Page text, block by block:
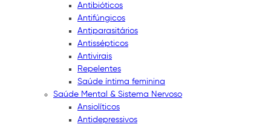
Antibióticos
Antifúngicos
Antiparasitários
Antissépticos
Antivirais
Repelentes
Saúde íntima feminina
Saúde Mental & Sistema Nervoso
Ansiolíticos
Antidepressivos